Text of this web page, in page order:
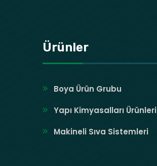
Ürünler
Boya Ürün Grubu
Yapı Kimyasalları Ürünleri
Makineli Sıva Sistemleri